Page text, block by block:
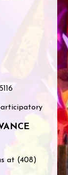
at (408)